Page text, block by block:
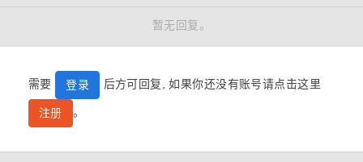
暂无回复。
需要 登录 后方可回复, 如果你还没有账号请点击这里
注册 。